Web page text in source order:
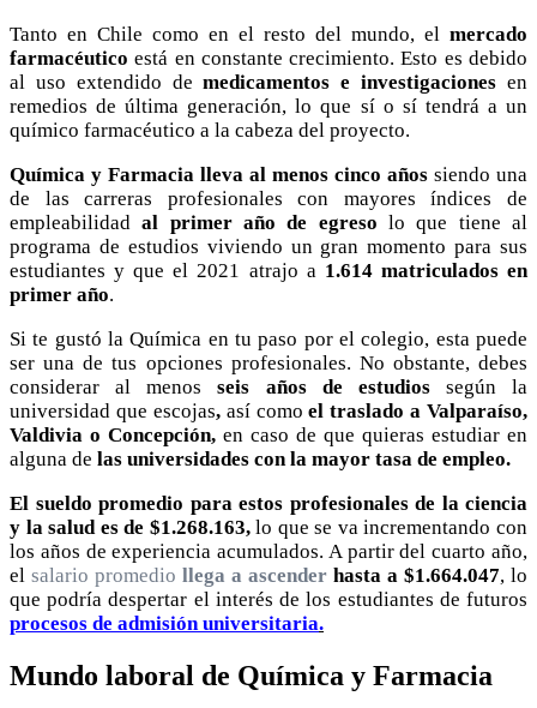
Tanto en Chile como en el resto del mundo, el mercado
farmacéutico está en constante crecimiento. Esto es debido
al uso extendido demedicamentos e investigaciones en
remedios de última generación, lo que sí o sí tendrá a un
químico farmacéutico a la cabeza del proyecto.
Química y Farmacia lleva al menos cinco años siendo una
de las carreras profesionales con mayores índices de
empleabilidad al primer año de egreso lo que tiene al
programa de estudios viviendo un gran momento para sus
estudiantes y que el 2021 atrajo a 1.614 matriculados en
primer año.
Si te gustó la Química en tu paso por el colegio, esta puede
ser una de tus opciones profesionales. No obstante, debes
considerar al menosseis años de estudiossegún la
universidad que escojas, así comoel traslado a Valparaíso,
Valdivia o Concepción, en caso de que quieras estudiar en
alguna de las universidades con la mayor tasa de empleo.
El sueldo promedio para estos profesionales de la ciencia
y la salud es de $1.268.163,lo que se va incrementando con
los años de experiencia acumulados. A partir del cuarto año,
el salario promedio llega a ascender hasta a $1.664.047, lo
que podría despertar el interés de los estudiantes de futuros
procesos de admisión universitaria.
Mundo laboral de Química y Farmacia